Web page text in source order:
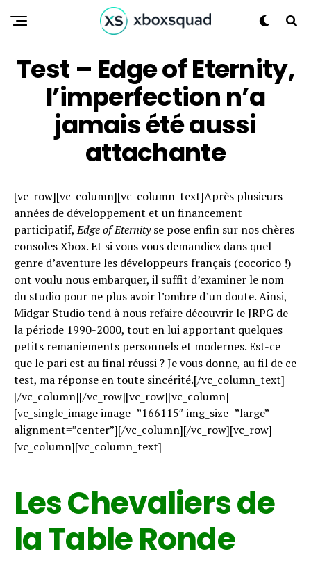
Test – Edge of Eternity,
l’imperfection n’a
jamais été aussi
attachante
[vc_row][vc_column][vc_column_text]Après plusieurs
années de développement et un financement
participatif,Edge of Eternityse pose enfin sur nos chères
consoles Xbox. Et si vous vous demandiez dans quel
genre d’aventure les développeurs français (cocorico !)
ont voulu nous embarquer, il suffit d’examiner le nom
du studio pour ne plus avoir l’ombre d’un doute. Ainsi,
Midgar Studio tend à nous refaire découvrir le JRPG de
la période 1990-2000, tout en lui apportant quelques
petits remaniements personnels et modernes. Est-ce
que le pari est au final réussi ? Je vous donne, au fil de ce
test, ma réponse en toute sincérité.[/vc_column_text]
[/vc_column][/vc_row][vc_row][vc_column]
[vc_single_image image=”166115″ img_size=”large”
alignment=”center”][/vc_column][/vc_row][vc_row]
[vc_column][vc_column_text]
Les Chevaliers de
la Table Ronde